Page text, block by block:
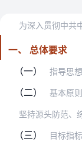
一、 总体要求
（一）
指导思想。以习近平新时代
（二） 基本原则
（三）
目标指标。到2020年，柴